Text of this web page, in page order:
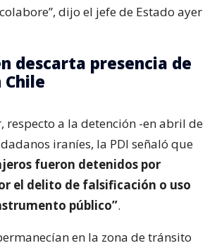
dijo el jefe de Estado ayer
descarta presencia de
Chile
respecto a la detención -en abril de
iraníes, la PDI señaló que
fueron detenidos por
el delito de falsificación o uso
público”.
en la zona de tránsito